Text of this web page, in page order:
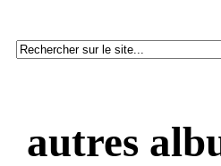
autres